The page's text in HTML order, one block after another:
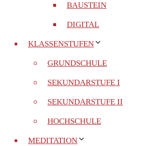
BAUSTEIN
DIGITAL
KLASSENSTUFEN
GRUNDSCHULE
SEKUNDARSTUFE I
SEKUNDARSTUFE II
HOCHSCHULE
MEDITATION